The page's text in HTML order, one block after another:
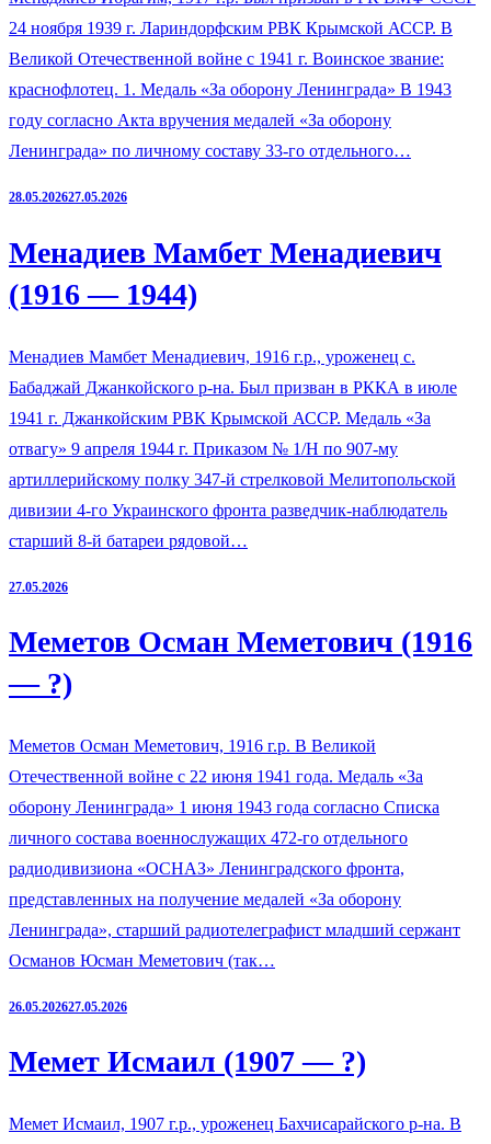
24 ноября 1939 г. Лариндорфским РВК Крымской АССР. В
Великой Отечественной войне с 1941 г. Воинское звание:
краснофлотец. 1. Медаль «За оборону Ленинграда» В 1943
году согласно Акта вручения медалей «За оборону
Ленинграда» по личному составу 33-го отдельного…
28.05.202627.05.2026
Менадиев Мамбет Менадиевич
(1916 — 1944)
Менадиев Мамбет Менадиевич, 1916 г.р., уроженец с.
Бабаджай Джанкойского р-на. Был призван в РККА в июле
1941 г. Джанкойским РВК Крымской АССР. Медаль «За
отвагу» 9 апреля 1944 г. Приказом № 1/Н по 907-му
артиллерийскому полку 347-й стрелковой Мелитопольской
дивизии 4-го Украинского фронта разведчик-наблюдатель
старший 8-й батареи рядовой…
27.05.2026
Меметов Осман Меметович (1916
— ?)
Меметов Осман Меметович, 1916 г.р. В Великой
Отечественной войне с 22 июня 1941 года. Медаль «За
оборону Ленинграда» 1 июня 1943 года согласно Списка
личного состава военнослужащих 472-го отдельного
радиодивизиона «ОСНАЗ» Ленинградского фронта,
представленных на получение медалей «За оборону
Ленинграда», старший радиотелеграфист младший сержант
Османов Юсман Меметович (так…
26.05.202627.05.2026
Мемет Исмаил (1907 — ?)
Мемет Исмаил, 1907 г.р., уроженец Бахчисарайского р-на. В